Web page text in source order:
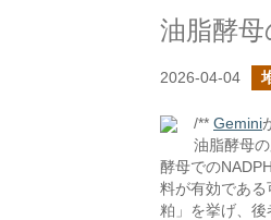
油脂酵
2026-04-04
/** Gemini
油脂酵母
酵母での
料が有効であ
粕」を挙げ、